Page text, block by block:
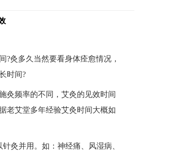
?灸多久当然要看身体痊愈情况，
时间?
灸频率的不同，艾灸的见效时间
老艾堂多年经验艾灸时间大概如
灸并用。如：神经痛、风湿病、